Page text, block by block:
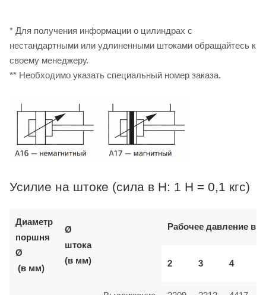
* Для получения информации о цилиндрах с
нестандартными или удлиненными штоками обращайтесь к
своему менеджеру.
** Необходимо указать специальный номер заказа.
Усилие на штоке (сила в Н: 1 Н = 0,1 кгс)
Диаметр
поршня
Ø
(в мм)
Ø
штока
(в мм)
Рабочее давление в
2 3 4